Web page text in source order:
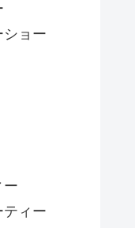
ョー
ー
ィー